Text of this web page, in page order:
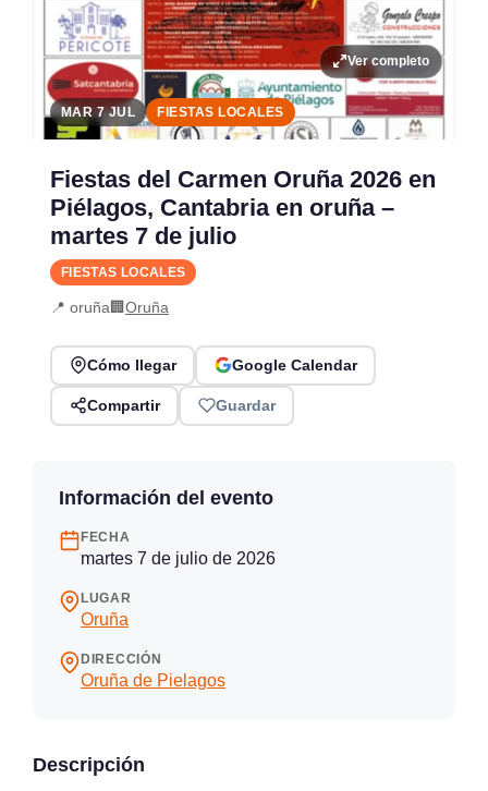
Ver completo
MAR 7 JUL FIESTAS LOCALES
Fiestas del Carmen Oruña 2026 en
Piélagos, Cantabria en oruña –
martes 7 de julio
FIESTAS LOCALES
📍 oruña🏢Oruña
Cómo llegar Google Calendar
Compartir Guardar
Información del evento
FECHA
martes 7 de julio de 2026
LUGAR
Oruña
DIRECCIÓN
Oruña de Pielagos
Descripción